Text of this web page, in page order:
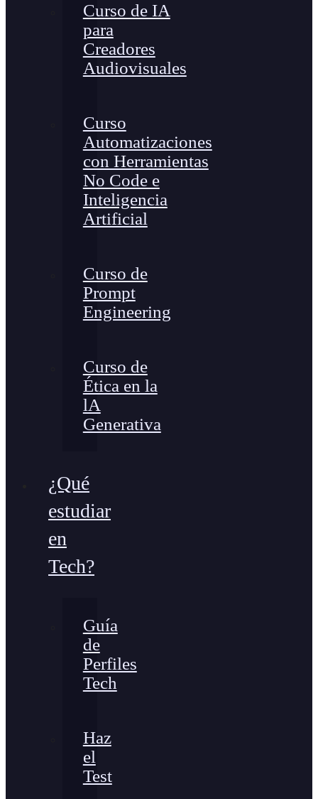
Curso de IA
para
Creadores
Audiovisuales
Curso
Automatizaciones
con Herramientas
No Code e
Inteligencia
Artificial
Curso de
Prompt
Engineering
Curso de
Ética en la
lA
Generativa
¿Qué
estudiar
en
Tech?
Guía
de
Perfiles
Tech
Haz
el
Test